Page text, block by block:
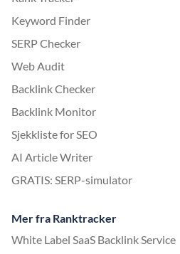
Keyword Finder
SERP Checker
Web Audit
Backlink Checker
Backlink Monitor
Sjekkliste for SEO
AI Article Writer
GRATIS: SERP-simulator
Mer fra Ranktracker
White Label SaaS Backlink Service